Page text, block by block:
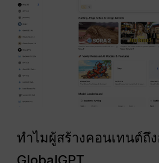
ทำไมผู้สร้างคอนเทนต์ถึ